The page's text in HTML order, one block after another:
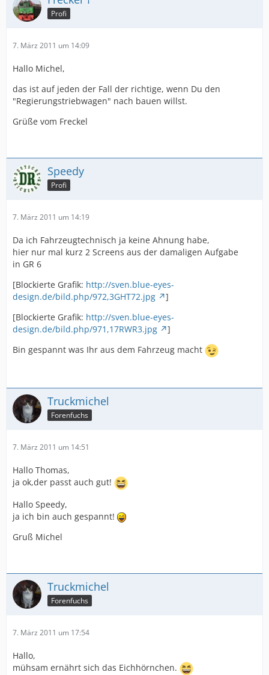
Profi
7. März 2011 um 14:09
Hallo Michel,
das ist auf jeden der Fall der richtige, wenn Du den
"Regierungstriebwagen" nach bauen willst.
Grüße vom Freckel
Speedy
Profi
7. März 2011 um 14:19
Da ich Fahrzeugtechnisch ja keine Ahnung habe,
hier nur mal kurz 2 Screens aus der damaligen Aufgabe
in GR 6
[Blockierte Grafik: http://sven.blue-eyes-
design.de/bild.php/972,3GHT72.jpg
]
[Blockierte Grafik: http://sven.blue-eyes-
design.de/bild.php/971,17RWR3.jpg
]
Bin gespannt was Ihr aus dem Fahrzeug macht
Truckmichel
Forenfuchs
7. März 2011 um 14:51
Hallo Thomas,
ja ok,der passt auch gut!
Hallo Speedy,
ja ich bin auch gespannt!
Gruß Michel
Truckmichel
Forenfuchs
7. März 2011 um 17:54
Hallo,
mühsam ernährt sich das Eichhörnchen.